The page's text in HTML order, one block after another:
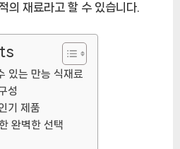
의 재료라고 할 수 있습니다.
있는 만능 식재료
성
기 제품
완벽한 선택